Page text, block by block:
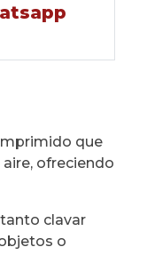
que
ofreciendo
clavar
o